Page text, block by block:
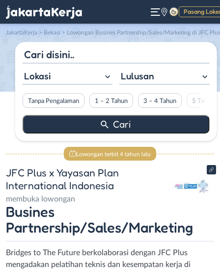
Pasang
Gelap
JakartaKerja > Bekasi > Lowongan Busines Partnership/Sales/Marketing di JFC Plus x Yayasan Plan International Indonesia
Lokasi Lulusan
Tanpa Pengalaman 1 – 2 Tahun 3 – 4 Tahun 5 Tahun
Lowongan terbit 4 tahun lalu
JFC Plus x Yayasan Plan
International Indonesia
membuka lowongan
Busines
Partnership/Sales/Marketing
Bridges to The Future berkolaborasi dengan JFC Plus
mengadakan pelatihan teknis dan kesempatan kerja di